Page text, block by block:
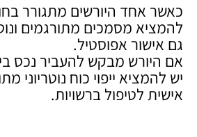
כאשר אחד היורשים מתגורר
להמציא מסמכים מתורגמים
גם אישור אפוסטיל.
אם היורש מבקש להעביר נכס
יש להמציא ייפוי כוח נוטריוני
אישית לטיפול ברשויות.